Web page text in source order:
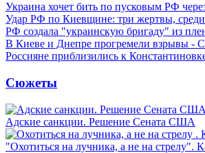
Украина хочет бить по пусковым РФ
Удар РФ по Киевщине: три жертвы,
РФ создала "украинскую бригаду" из
В Киеве и Днепре прогремели взрывы -
Россияне приблизились к
Сюжеты
Адские санкции. Решение Сената США
"Охотиться на лучника, а не на стрелу".